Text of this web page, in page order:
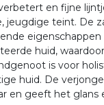
en fijne
jeugdige teint. De
eigenschappen
huid,
is voor
huid. De
en geeft het glans